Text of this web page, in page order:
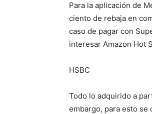
Para la aplicación de
ciento de rebaja en
caso de pagar con
interesar Amazon Hot
HSBC
Todo lo adquirido a
embargo, para esto se